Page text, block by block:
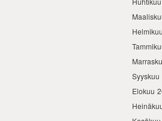
Syyskuu
Elokuu